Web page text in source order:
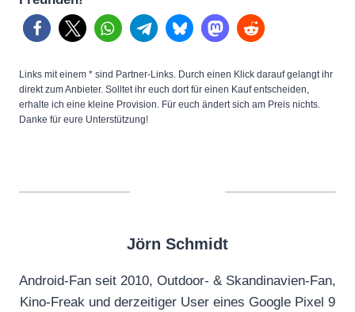
Links mit einem * sind Partner-Links. Durch einen Klick darauf gelangt ihr
direkt zum Anbieter. Solltet ihr euch dort für einen Kauf entscheiden,
erhalte ich eine kleine Provision. Für euch ändert sich am Preis nichts.
Danke für eure Unterstützung!
Jörn Schmidt
Android-Fan seit 2010, Outdoor- & Skandinavien-Fan,
Kino-Freak und derzeitiger User eines Google Pixel 9